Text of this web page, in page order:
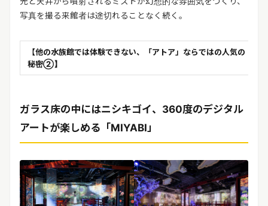
写真を撮る来館者は途切れることなく続く。
【他の水族館では体験できない、「アトア」ならではの人気の
秘密②】
ガラス床の中にはニシキゴイ、360度のデジタル
アートが楽しめる「MIYABI」